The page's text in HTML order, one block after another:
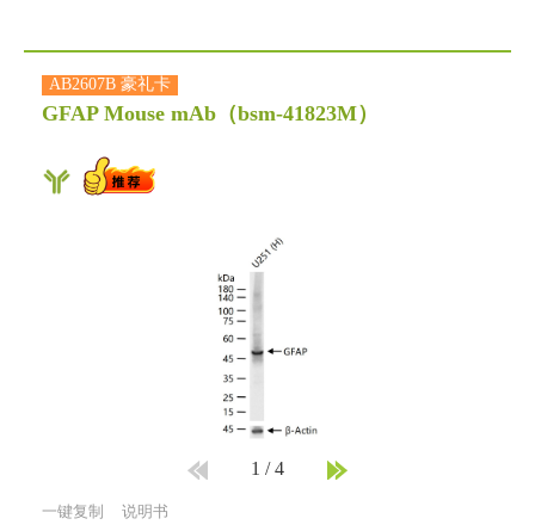
AB2607B 豪礼卡
GFAP Mouse mAb （bsm-41823M）
1 /4
一键复制 说明书